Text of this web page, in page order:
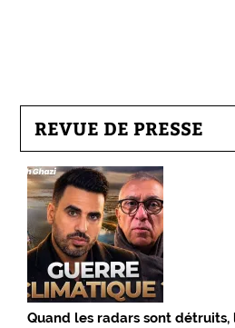
REVUE DE PRESSE
Quand les radars sont